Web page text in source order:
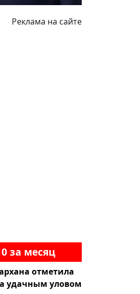
Реклама на сайте
за месяц
отметила
удачным уловом